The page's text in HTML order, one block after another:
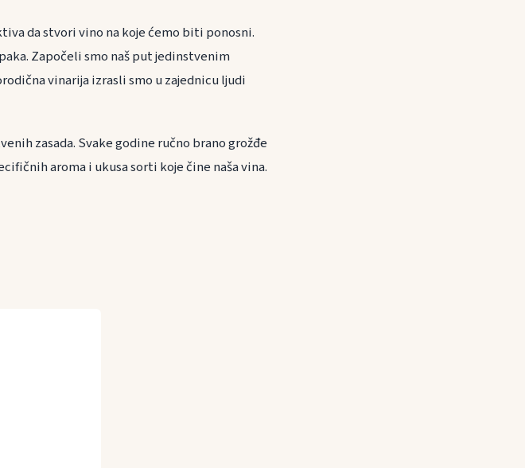
da stvori vino na koje ćemo biti ponosni.
Započeli smo naš put jedinstvenim
vinarija izrasli smo u zajednicu ljudi
zasada. Svake godine ručno brano grožđe
aroma i ukusa sorti koje čine naša vina.